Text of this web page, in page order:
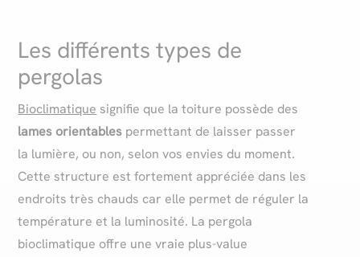
Les différents types de
pergolas
Bioclimatique signifie que la toiture possède des
lames orientables permettant de laisser passer
la lumière, ou non, selon vos envies du moment.
Cette structure est fortement appréciée dans les
endroits très chauds car elle permet de réguler la
température et la luminosité. La pergola
bioclimatique offre une vraie plus-value